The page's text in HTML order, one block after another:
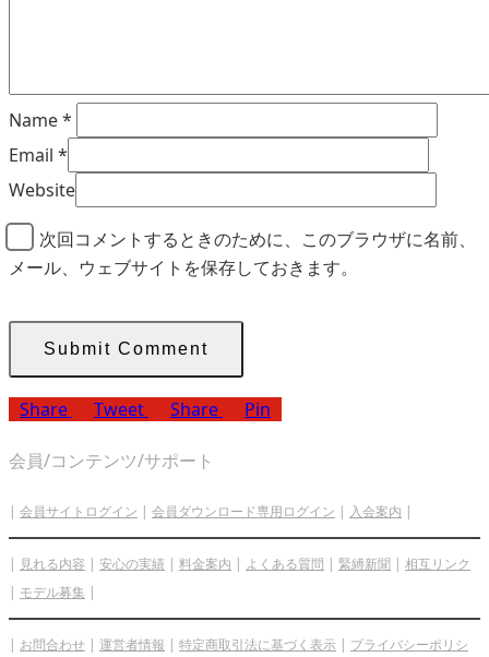
Name*
Email *
Website
次回コメントするときのために、このブラウザに名前、
メール、ウェブサイトを保存しておきます。
Share Tweet Share Pin
会員/コンテンツ/サポート
| 会員サイトログイン | 会員ダウンロード専用ログイン | 入会案内 |
| 見れる内容 | 安心の実績 | 料金案内 | よくある質問 | 緊縛新聞 | 相互リンク
| モデル募集 |
| お問合わせ | 運営者情報 | 特定商取引法に基づく表示 | プライバシーポリシ